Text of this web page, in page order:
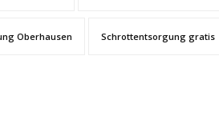
Oberhausen Schrottentsorgung gratis